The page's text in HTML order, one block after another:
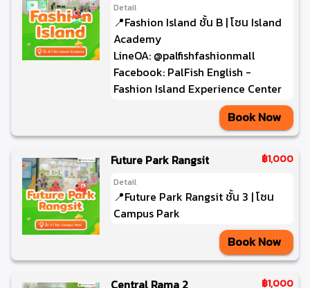
Detail
📍Fashion Island ชั้น B | โซน Island
Academy
LineOA: @palfishfashionmall
Facebook: PalFish English -
Fashion Island Experience Center
Book Now
Future Park Rangsit ฿1,000
Detail
📍Future Park Rangsit ชั้น 3 | โซน
Campus Park
Book Now
Central Rama 2 ฿1,000